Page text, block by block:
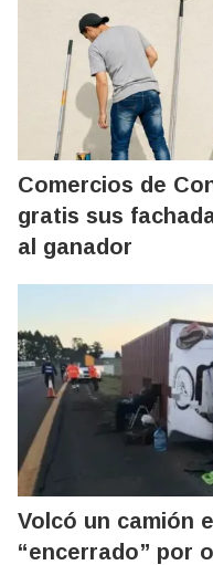
Comercios de
gratis sus
al ganador
Volcó un camión
“encerrado” por